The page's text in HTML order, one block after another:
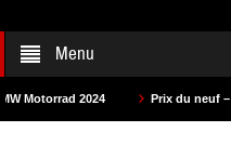
Menu
Prix du neuf – SAM Cycle 2024